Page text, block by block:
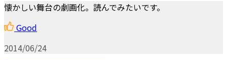
懐かしい舞台の劇画化。読んでみたいです。
Good
2014/06/24